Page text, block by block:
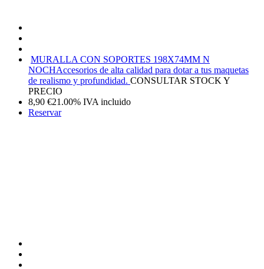
MURALLA CON SOPORTES 198X74MM N
NOCHAccesorios de alta calidad para dotar a tus maquetas
de realismo y profundidad. CONSULTAR STOCK Y
PRECIO
8,90 €21.00% IVA incluido
Reservar